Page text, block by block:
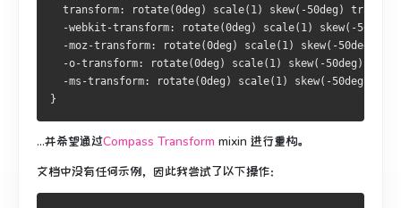
transform: rotate(0deg) scale(1) skew(-50deg)
-webkit-transform: rotate(0deg) scale(1) skew(-50deg)
-moz-transform: rotate(0deg) scale(1) skew(-50deg)
-o-transform: rotate(0deg) scale(1) skew(-50deg)
-ms-transform: rotate(0deg) scale(1) skew(-50deg)
}
...并希望通过Compass Transform mixin 进行重构。
文档中没有任何示例，因此我尝试了以下操作：